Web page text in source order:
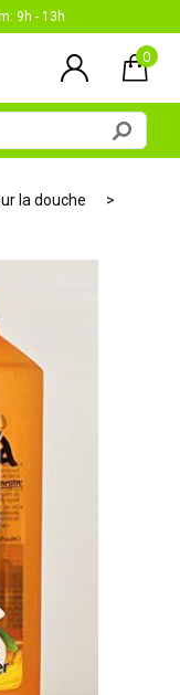
9h - 13h
0
la douche